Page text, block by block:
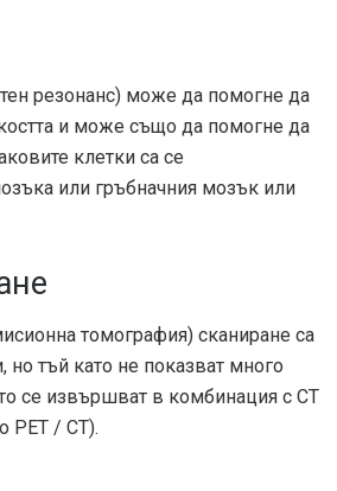
резонанс) може да помогне да
и може също да помогне да
клетки са се
или гръбначния мозък или
томография) сканиране са
но тъй като не показват много
се извършват в комбинация с CT
PET / CT).